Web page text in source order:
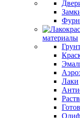
материалы
Лаки